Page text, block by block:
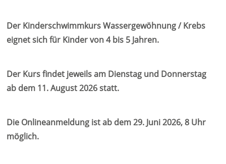
Der Kinderschwimmkurs Wassergewöhnung / Krebs
eignet sich für Kinder von 4 bis 5 Jahren.
Der Kurs findet jeweils am Dienstag und Donnerstag
ab dem 11. August 2026 statt.
Die Onlineanmeldung ist ab dem 29. Juni 2026, 8 Uhr
möglich.